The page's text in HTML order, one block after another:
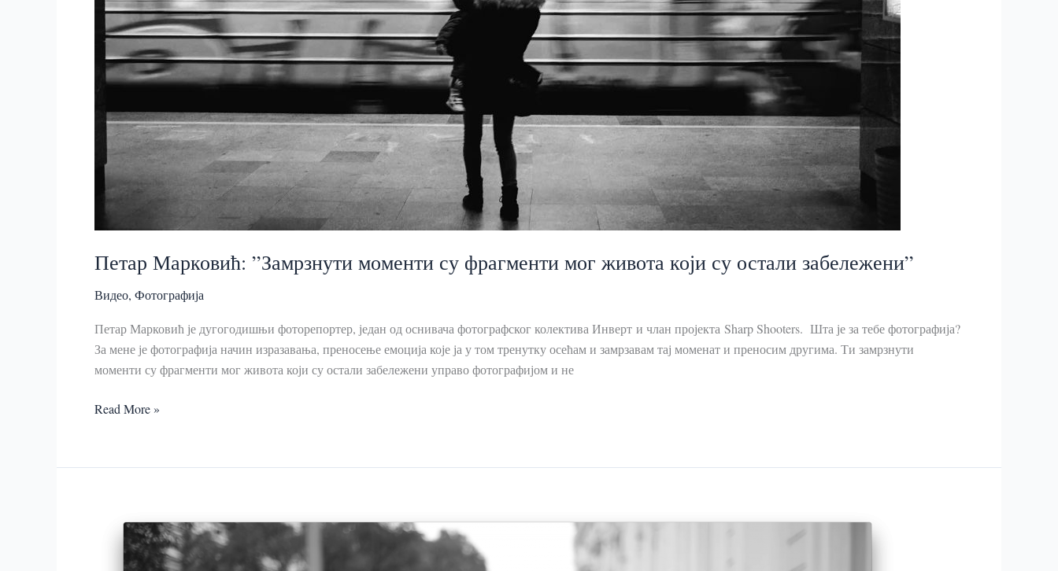
Петар Марковић: ”Замрзнути моменти су фрагменти мог живота који су остали забележени”
Видео, Фотографија
Петар Марковић је дугогодишњи фоторепортер, један од оснивача фотографског колектива Инверт и члан пројекта Sharp Shooters. Шта је за тебе фотографија?
За мене је фотографија начин изразавања, преносење емоција које ја у том тренутку осећам и замрзавам тај моменат и преносим другима. Ти замрзнути
моменти су фрагменти мог живота који су остали забележени управо фотографијом и не
Петар
моменти
живота
Read More »